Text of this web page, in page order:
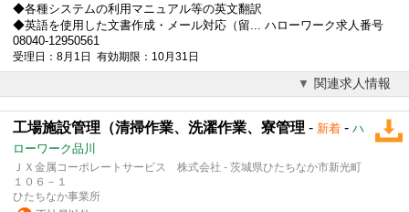
◆各種システムの利用マニュアル等の英文翻訳
◆英語を使用した文書作成・メール対応（留... ハローワーク求人番号
08040-12950561
受理日：8月1日 有効期限：10月31日
関連求人情報
工場施設管理（清掃作業、洗濯作業、寮管理 - 新着 - ハ
ローワーク品川
ＪＸ金属コーポレートサービス 株式会社 - 茨城県ひたちなか市新光町
１０６－１
ひたちなか事業所